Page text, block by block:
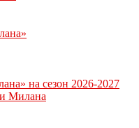
на сезон 2026-2027
Милана